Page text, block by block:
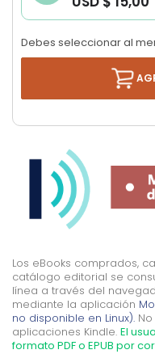
Debes seleccionar al
Los eBooks comprados,
catálogo editorial se
línea a través del
mediante la aplicación
no disponible en Linux).
aplicaciones Kindle. El
formato PDF o EPUB por